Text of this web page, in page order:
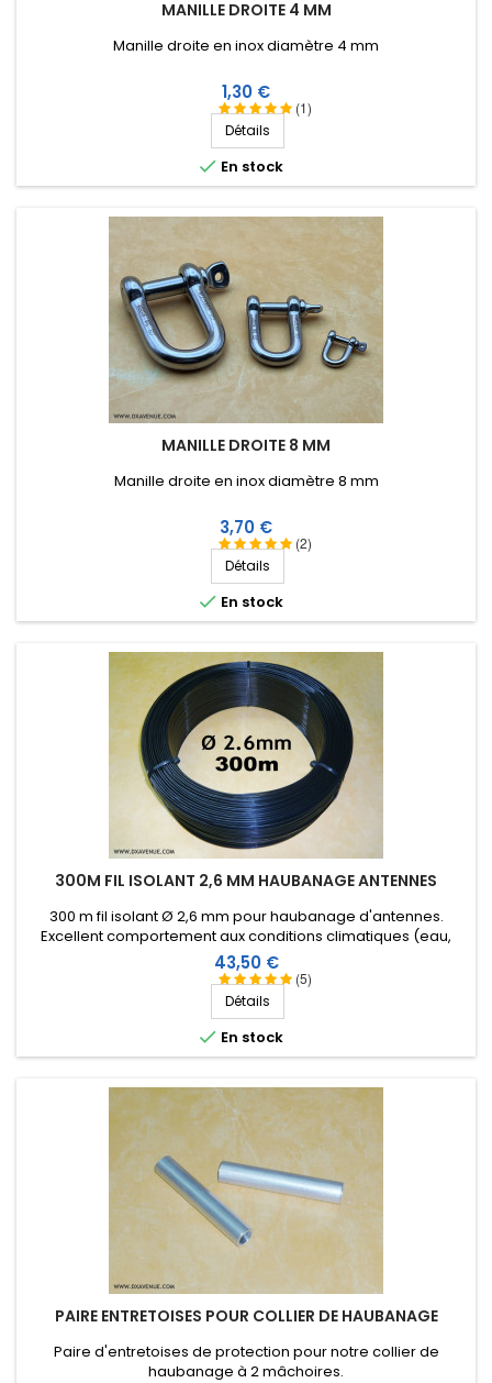
MANILLE DROITE 4 MM
(1)
Manille droite en inox diamètre 4 mm
Prix
1,30 €
Détails
 En stock
MANILLE DROITE 8 MM
(2)
Manille droite en inox diamètre 8 mm
Prix
3,70 €
Détails
 En stock
300M FIL ISOLANT 2,6 MM HAUBANAGE ANTENNES
(5)
300 m fil isolant Ø 2,6 mm pour haubanage d'antennes.
Excellent comportement aux conditions climatiques (eau,
soleil, gel), résistance à la rupture élevée, très bonne
isolation HF, longévité de plus de 25 ans !
Prix
43,50 €
Détails
 En stock
PAIRE ENTRETOISES POUR COLLIER DE HAUBANAGE
Paire d'entretoises de protection pour notre collier de
haubanage à 2 mâchoires.